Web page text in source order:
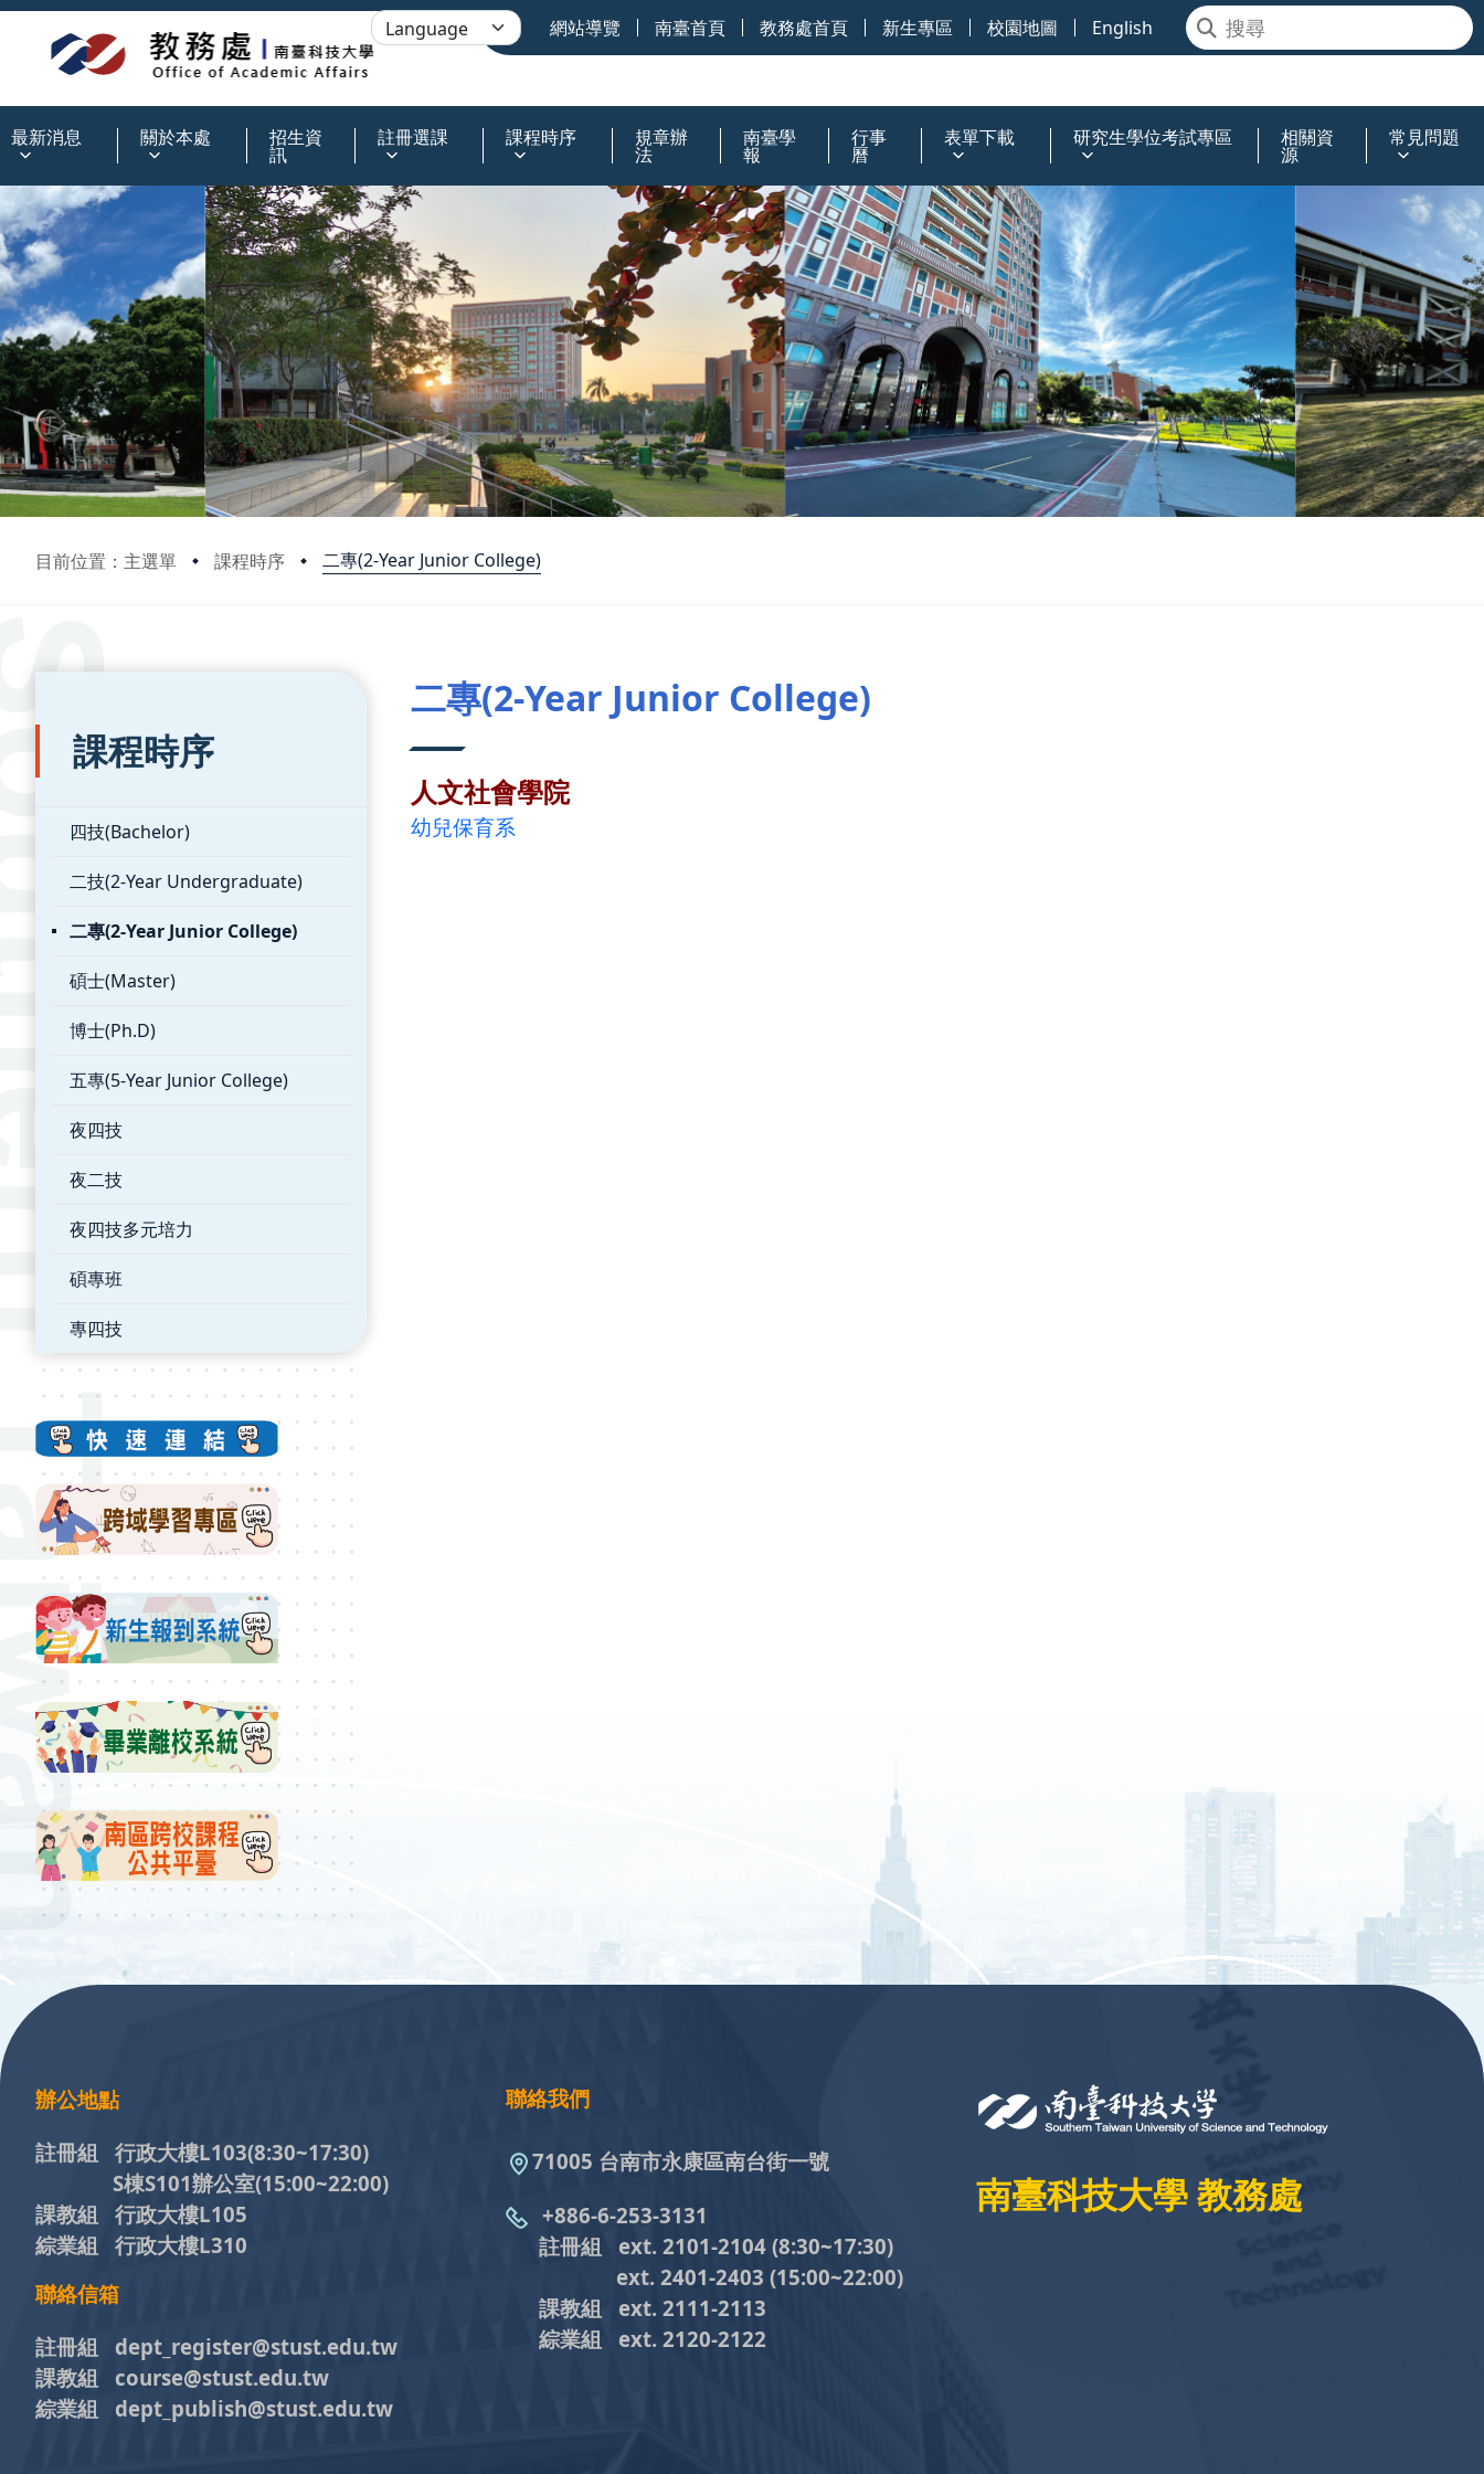
網站導覽 南臺首頁 教務處首頁 新生專區 校園地圖 English
最新消息 關於本處 招生資
訊
註冊選課 課程時序 規章辦
法
南臺學
報
行事
曆
表單下載 研究生學位考試專區 相關資
源
常見問題
目前位置：主選單 課程時序 二專(2-Year Junior College)
:::
課程時序
四技(Bachelor)
二技(2-Year Undergraduate)
二專(2-Year Junior College)
碩士(Master)
博士(Ph.D)
五專(5-Year Junior College)
夜四技
夜二技
夜四技多元培力
碩專班
專四技
二專(2-Year Junior College)
人文社會學院
幼兒保育系
:::
南臺科技大學 教務處
聯絡我們
71005 台南市永康區南台街一號
+886-6-253-3131
註冊組 ext. 2101-2104 (8:30~17:30)
ext. 2401-2403 (15:00~22:00)
課教組 ext. 2111-2113
綜業組
ext. 2120-2122
辦公地點
註冊組 行政大樓L103(8:30~17:30)
S棟S101辦公室(15:00~22:00)
課教組 行政大樓L105
綜業組 行政大樓L310
聯絡信箱
註冊組 dept_register@stust.edu.tw
課教組 course@stust.edu.tw
綜業組 dept_publish@stust.edu.tw